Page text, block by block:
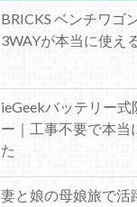
BRICKS ベンチワゴ
3WAYが本当に使え
ieGeekバッテリー式
ー｜工事不要で本当
た
妻と娘の母娘旅で活